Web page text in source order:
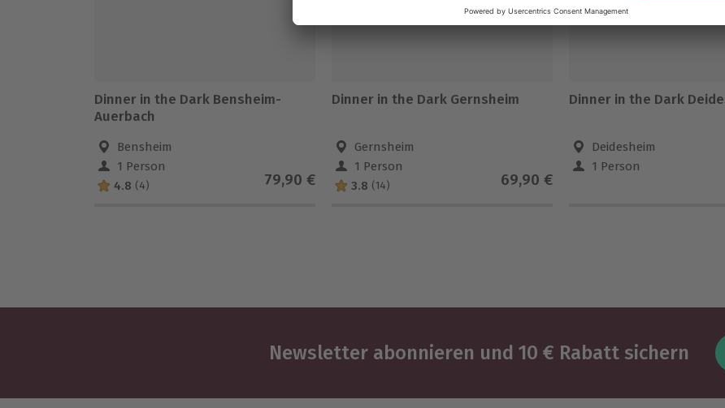
Dinner in the Dark Bensheim-
Auerbach
Bensheim
1 Person
4.8 (4) 79,90 €
Dinner in the Dark Gernsheim
Gernsheim
1 Person
3.8 (14) 69,90 €
Dinner in the Dark
Deidesheim
1 Person
Newsletter abonnieren und 10 € Rabatt sichern